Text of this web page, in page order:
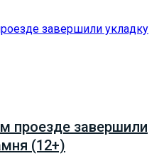
проезде завершили
(12+)